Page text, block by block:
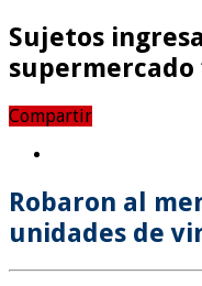
Sujetos
Compartir
Robaron al
unidades de